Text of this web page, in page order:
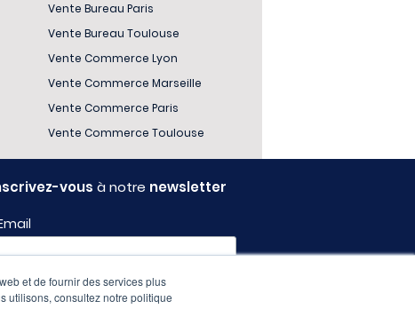
et de fournir des services plus
utilisons, consultez notre politique
Vente Bureau Paris
Vente Bureau Toulouse
Vente Commerce Lyon
Vente Commerce Marseille
Vente Commerce Paris
Vente Commerce Toulouse
vous à notre newsletter
Profil